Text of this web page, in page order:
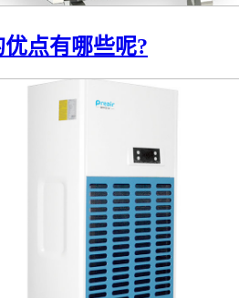
点有哪些呢?